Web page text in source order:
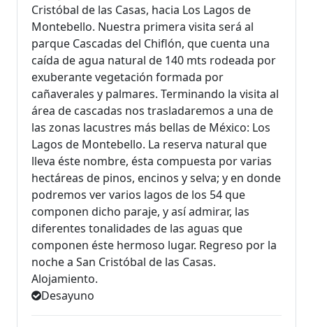
Cristóbal de las Casas, hacia Los Lagos de
Montebello. Nuestra primera visita será al
parque Cascadas del Chiflón, que cuenta una
caída de agua natural de 140 mts rodeada por
exuberante vegetación formada por
cañaverales y palmares. Terminando la visita al
área de cascadas nos trasladaremos a una de
las zonas lacustres más bellas de México: Los
Lagos de Montebello. La reserva natural que
lleva éste nombre, ésta compuesta por varias
hectáreas de pinos, encinos y selva; y en donde
podremos ver varios lagos de los 54 que
componen dicho paraje, y así admirar, las
diferentes tonalidades de las aguas que
componen éste hermoso lugar. Regreso por la
noche a San Cristóbal de las Casas.
Alojamiento.
Desayuno